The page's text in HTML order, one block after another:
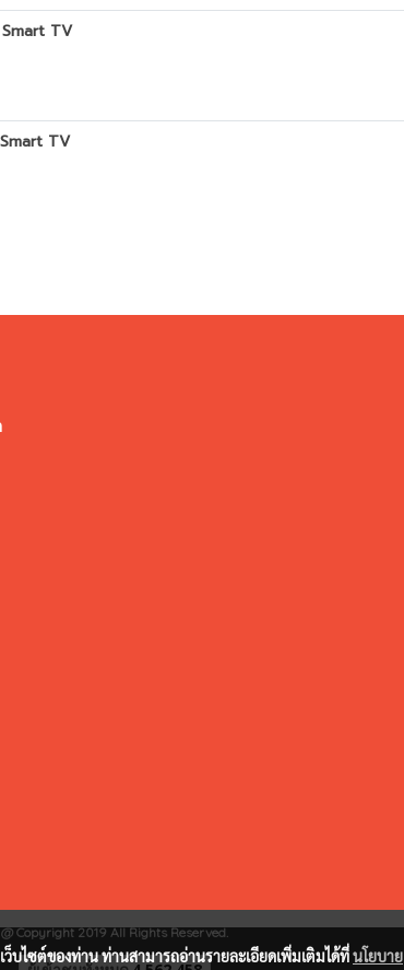
TV
TV
@ Copyright 2019 All Rights Reserved.
บไซต์ของท่าน ท่านสามารถอ่านรายละเอียดเพิ่มเติมได้ที่นโยบาย